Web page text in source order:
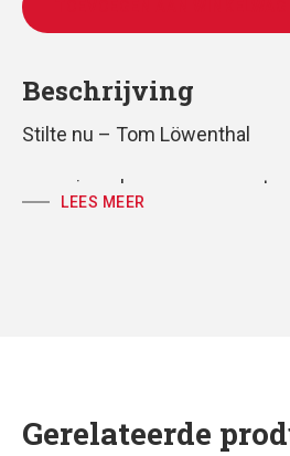
Beschrijving
Stilte nu – Tom Löwenthal
voor piano, koor en gemeente
LEES MEER
Gerelateerde